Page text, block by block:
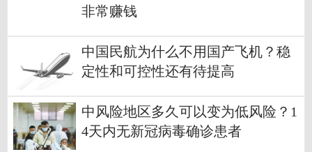
非常赚钱
中国民航为什么不用国产飞机？稳
定性和可控性还有待提高
中风险地区多久可以变为低风险？1
4天内无新冠病毒确诊患者